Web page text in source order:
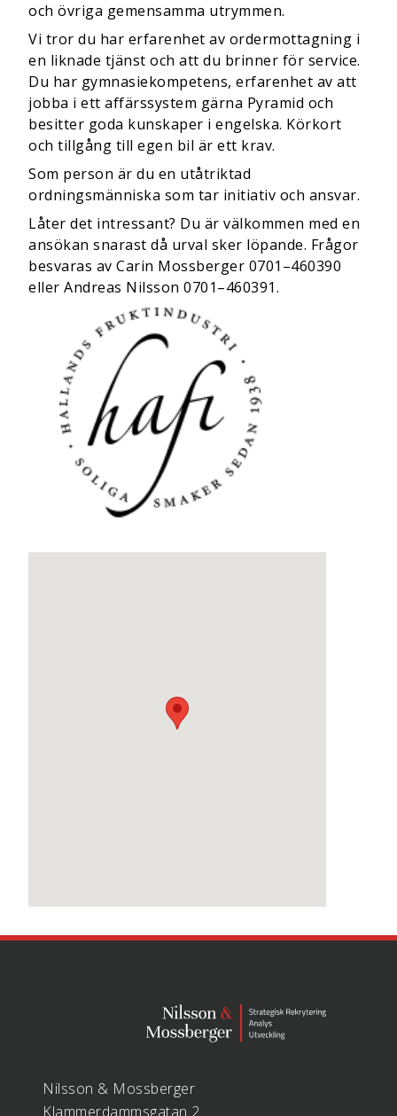
och övriga gemensamma utrymmen.
Vi tror du har erfarenhet av ordermottagning i
en liknade tjänst och att du brinner för service.
Du har gymnasiekompetens, erfarenhet av att
jobba i ett affärssystem gärna Pyramid och
besitter goda kunskaper i engelska. Körkort
och tillgång till egen bil är ett krav.
Som person är du en utåtriktad
ordningsmänniska som tar initiativ och ansvar.
Låter det intressant? Du är välkommen med en
ansökan snarast då urval sker löpande. Frågor
besvaras av Carin Mossberger 0701–460390
eller Andreas Nilsson 0701–460391.
Nilsson & Mossberger
Klammerdammsgatan 2